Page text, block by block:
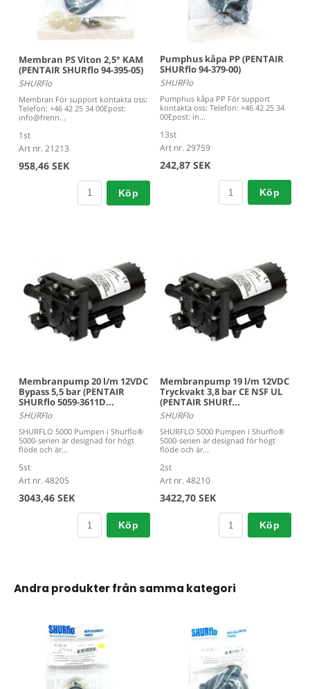
Membran PS Viton 2,5° KAM
(PENTAIR SHURflo 94-395-05)
SHURFlo
Membran För support kontakta oss:
Telefon: +46 42 25 34 00Epost:
info@frenn...
1st
Art nr. 21213
958,46 SEK
Köp
Pumphus kåpa PP (PENTAIR
SHURflo 94-379-00)
SHURFlo
Pumphus kåpa PP För support
kontakta oss: Telefon: +46 42 25 34
00Epost: in...
13st
Art nr. 29759
242,87 SEK
Köp
Membranpump 20 l/m 12VDC
Bypass 5,5 bar (PENTAIR
SHURflo 5059-3611D...
SHURFlo
SHURFLO 5000 Pumpen i Shurflo®
5000-serien är designad för högt
flöde och är...
5st
Art nr. 48205
3043,46 SEK
Köp
Membranpump 19 l/m 12VDC
Tryckvakt 3,8 bar CE NSF UL
(PENTAIR SHURf...
SHURFlo
SHURFLO 5000 Pumpen i Shurflo®
5000-serien är designad för högt
flöde och är...
2st
Art nr. 48210
3422,70 SEK
Köp
Andra produkter från samma kategori